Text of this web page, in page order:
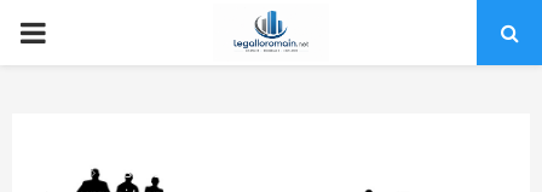
PRIMARY
Business